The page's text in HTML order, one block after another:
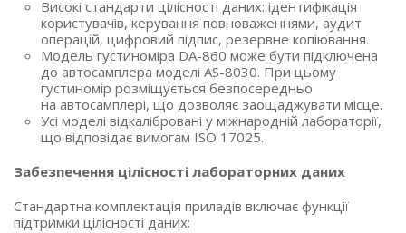
Високі стандарти цілісності даних: ідентифікація
користувачів, керування повноваженнями, аудит
операцій, цифровий підпис, резервне копіювання.
Модель густиноміра DA-860 може бути підключена
до автосамплера моделі AS-8030. При цьому
густиномір розміщується безпосередньо
на автосамплері, що дозволяє заощаджувати місце.
Усі моделі відкалібровані у міжнародній лабораторії,
що відповідає вимогам ISO 17025.
Забезпечення цілісності лабораторних даних
Стандартна комплектація приладів включає функції
підтримки цілісності даних: